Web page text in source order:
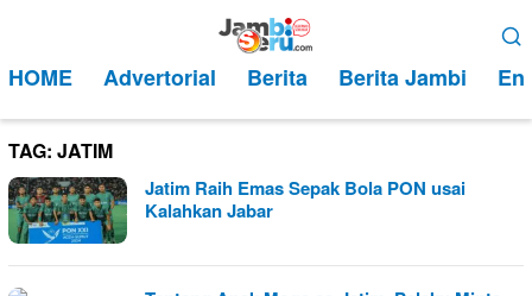
kontenMobile
HOME Advertorial Berita Berita Jambi
TAG: JATIM
Jatim Raih Emas Sepak Bola PON usai
Kalahkan Jabar